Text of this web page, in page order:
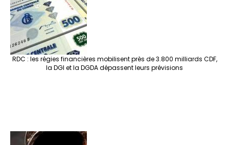
RDC : les régies financières mobilisent près de 3.800 milliards CDF,
la DGI et la DGDA dépassent leurs prévisions